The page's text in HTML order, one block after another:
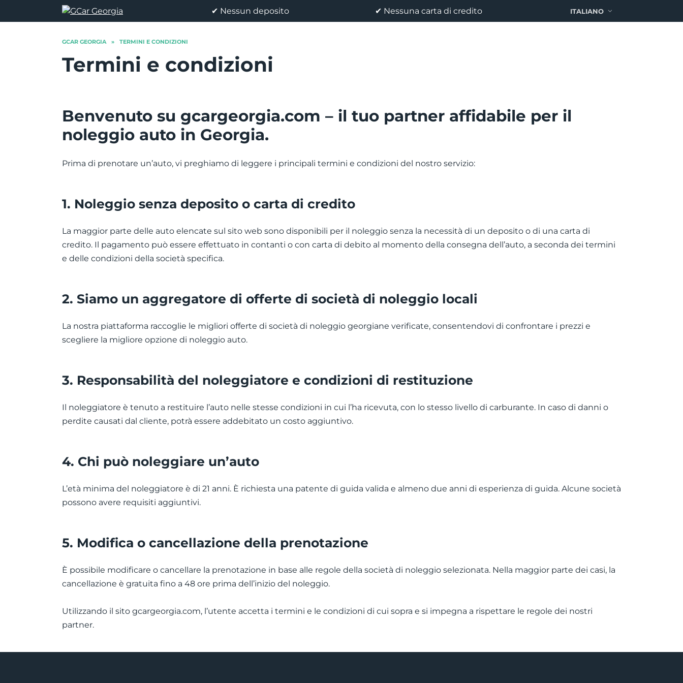
✔ Nessun deposito ✔ Nessuna carta di credito ITALIANO
GCAR GEORGIA » TERMINI E CONDIZIONI
Termini e condizioni
Benvenuto su gcargeorgia.com – il tuo partner affidabile per il
noleggio auto in Georgia.
Prima di prenotare un’auto, vi preghiamo di leggere i principali termini e condizioni del nostro servizio:
1. Noleggio senza deposito o carta di credito
La maggior parte delle auto elencate sul sito web sono disponibili per il noleggio senza la necessità di un deposito o di una carta di
credito. Il pagamento può essere effettuato in contanti o con carta di debito al momento della consegna dell’auto, a seconda dei termini
e delle condizioni della società specifica.
2. Siamo un aggregatore di offerte di società di noleggio locali
La nostra piattaforma raccoglie le migliori offerte di società di noleggio georgiane verificate, consentendovi di confrontare i prezzi e
scegliere la migliore opzione di noleggio auto.
3. Responsabilità del noleggiatore e condizioni di restituzione
Il noleggiatore è tenuto a restituire l’auto nelle stesse condizioni in cui l’ha ricevuta, con lo stesso livello di carburante. In caso di danni o
perdite causati dal cliente, potrà essere addebitato un costo aggiuntivo.
4. Chi può noleggiare un’auto
L’età minima del noleggiatore è di 21 anni. È richiesta una patente di guida valida e almeno due anni di esperienza di guida. Alcune società
possono avere requisiti aggiuntivi.
5. Modifica o cancellazione della prenotazione
È possibile modificare o cancellare la prenotazione in base alle regole della società di noleggio selezionata. Nella maggior parte dei casi, la
cancellazione è gratuita fino a 48 ore prima dell’inizio del noleggio.
Utilizzando il sito gcargeorgia.com, l’utente accetta i termini e le condizioni di cui sopra e si impegna a rispettare le regole dei nostri
partner.